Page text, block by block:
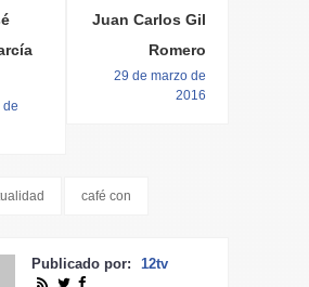
de
Juan Carlos Gil
Romero
29 de marzo de
2016
café con
Publicado por: 12tv